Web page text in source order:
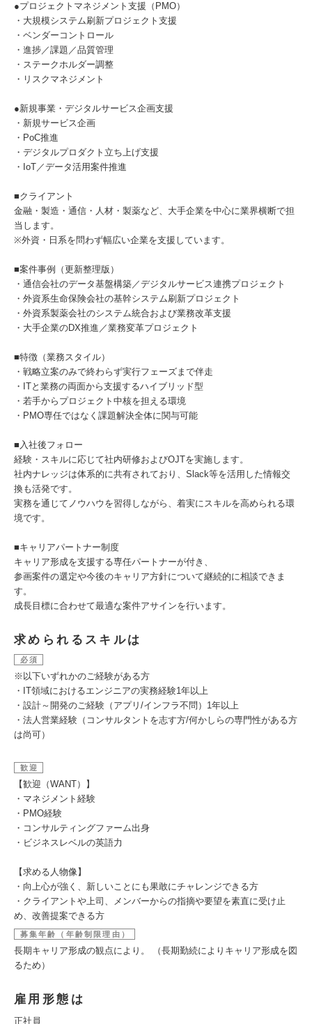
●プロジェクトマネジメント支援（PMO）
・大規模システム刷新プロジェクト支援
・ベンダーコントロール
・進捗／課題／品質管理
・ステークホルダー調整
・リスクマネジメント
●新規事業・デジタルサービス企画支援
・新規サービス企画
・PoC推進
・デジタルプロダクト立ち上げ支援
・IoT／データ活用案件推進
■クライアント
金融・製造・通信・人材・製薬など、大手企業を中心に業界横断で担
当します。
※外資・日系を問わず幅広い企業を支援しています。
■案件事例（更新整理版）
・通信会社のデータ基盤構築／デジタルサービス連携プロジェクト
・外資系生命保険会社の基幹システム刷新プロジェクト
・外資系製薬会社のシステム統合および業務改革支援
・大手企業のDX推進／業務変革プロジェクト
■特徴（業務スタイル）
・戦略立案のみで終わらず実行フェーズまで伴走
・ITと業務の両面から支援するハイブリッド型
・若手からプロジェクト中核を担える環境
・PMO専任ではなく課題解決全体に関与可能
■入社後フォロー
経験・スキルに応じて社内研修およびOJTを実施します。
社内ナレッジは体系的に共有されており、Slack等を活用した情報交
換も活発です。
実務を通じてノウハウを習得しながら、着実にスキルを高められる環
境です。
■キャリアパートナー制度
キャリア形成を支援する専任パートナーが付き、
参画案件の選定や今後のキャリア方針について継続的に相談できま
す。
成長目標に合わせて最適な案件アサインを行います。
求められるスキルは
必須
※以下いずれかのご経験がある方
・IT領域におけるエンジニアの実務経験1年以上
・設計～開発のご経験（アプリ/インフラ不問）1年以上
・法人営業経験（コンサルタントを志す方/何かしらの専門性がある方
は尚可）
歓迎
【歓迎（WANT）】
・マネジメント経験
・PMO経験
・コンサルティングファーム出身
・ビジネスレベルの英語力
【求める人物像】
・向上心が強く、新しいことにも果敢にチャレンジできる方
・クライアントや上司、メンバーからの指摘や要望を素直に受け止
め、改善提案できる方
募集年齢（年齢制限理由）
長期キャリア形成の観点により。 （長期勤続によりキャリア形成を図
るため）
雇用形態は
正社員